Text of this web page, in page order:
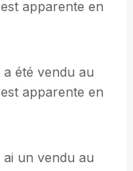
apparente en
été vendu au
apparente en
un vendu au